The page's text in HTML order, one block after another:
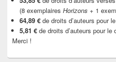
(8 exemplaires Horizons + 1
64,89 € de droits d’auteurs pour
5,81 € de droits d’auteurs pour le
Merci !